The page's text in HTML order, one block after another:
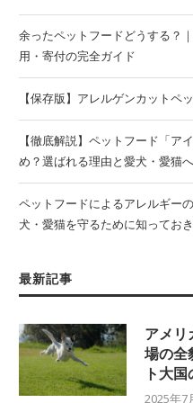
余ったペットフードどうする？
用・寄付の完全ガイド
【保存版】アレルゲンカットペ
【徹底解説】ペットフード「ア
め？選ばれる理由と愛犬・愛猫
ペットフードによるアレルギー
犬・愛猫を守るために知ってお
最新記事
アメリ
場の全
ト大
2025年7